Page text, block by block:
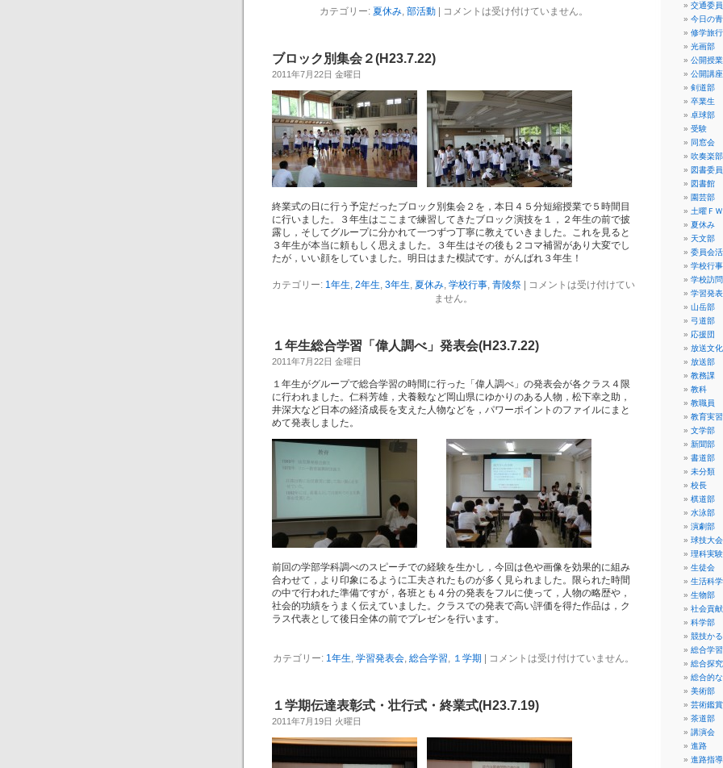
カテゴリー: 夏休み, 部活動| コメントは受け付けていません。
ブロック別集会２(H23.7.22)
2011年7月22日 金曜日
終業式の日に行う予定だったブロック別集会２を，本日４５分短縮授業で５時間目
に行いました。３年生はここまで練習してきたブロック演技を１，２年生の前で披
露し，そしてグループに分かれて一つずつ丁寧に教えていきました。これを見ると
３年生が本当に頼もしく思えました。３年生はその後も２コマ補習があり大変でし
たが，いい顔をしていました。明日はまた模試です。がんばれ３年生！
カテゴリー: 1年生, 2年生, 3年生, 夏休み, 学校行事, 青陵祭
コメントは受け付けてい
ません。
１年生総合学習「偉人調べ」発表会(H23.7.22)
2011年7月22日 金曜日
１年生がグループで総合学習の時間に行った「偉人調べ」の発表会が各クラス４限
に行われました。仁科芳雄，犬養毅など岡山県にゆかりのある人物，松下幸之助，
井深大など日本の経済成長を支えた人物などを，パワーポイントのファイルにまと
めて発表しました。
前回の学部学科調べのスピーチでの経験を生かし，今回は色や画像を効果的に組み
合わせて，より印象にるように工夫されたものが多く見られました。限られた時間
の中で行われた準備ですが，各班とも４分の発表をフルに使って，人物の略歴や，
社会的功績をうまく伝えていました。クラスでの発表で高い評価を得た作品は，ク
ラス代表として後日全体の前でプレゼンを行います。
カテゴリー: 1年生, 学習発表会, 総合学習, １学期 コメントは受け付けていません。
１学期伝達表彰式・壮行式・終業式(H23.7.19)
2011年7月19日 火曜日
交通委員
今日の
修学旅行
光画部
公開授業
公開講座
剣道部
卒業生
卓球部
受験
同窓会
吹奏楽部
図書委員
図書館
園芸部
土曜Ｆ
夏休み
天文部
委員会
学校行事
学校訪問
学習発
山岳部
弓道部
応援団
放送文
放送部
教務課
教科
教職員
教育実習
文学部
新聞部
書道部
未分類
校長
棋道部
水泳部
演劇部
球技大会
理科実
生徒会
生活科
生物部
社会貢
科学部
競技か
総合学習
総合探究
総合的
美術部
芸術鑑賞
茶道部
講演会
進路
進路指導